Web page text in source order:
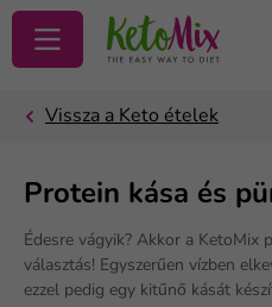
KERESÉS
Protein kása és
Édesre vágyik? Akkor a KetoMix
választás! Egyszerűen vízben
ezzel pedig egy kitűnő kását